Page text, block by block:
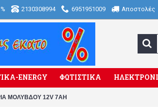
2130308994 6951951009 Αποστολές
ENERGY ΦΩΤΙΣΤΙΚΑ
ΜΟΛΥΒΔΟΥ 12V 7ΑΗ